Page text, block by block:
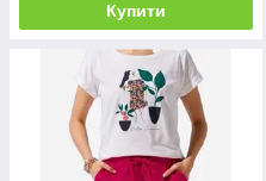
Купити